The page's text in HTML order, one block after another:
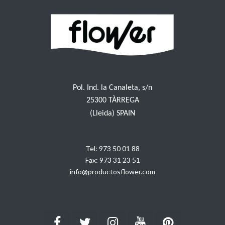
Pol. Ind. la Canaleta, s/n
25300 TÀRREGA
(Lleida) SPAIN
Tel: 973 50 01 88
Fax: 973 31 23 51
info@productosflower.com